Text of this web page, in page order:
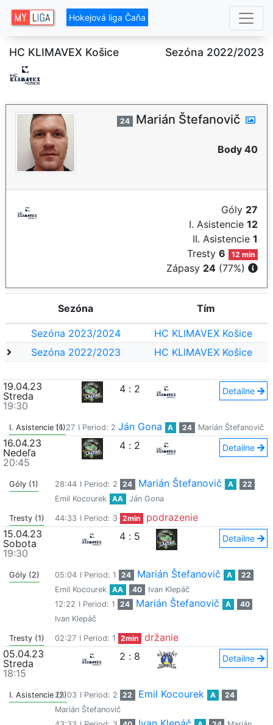
Hokejová liga Čaňa
HC KLIMAVEX Košice Sezóna 2022/2023
24 Marián Štefanovič
Body 40
Góly 27
I. Asistencie 12
II. Asistencie 1
Tresty6 12 min
Zápasy 24 (77%)
Sezóna Tím
Sezóna 2023/2024
HC KLIMAVEX Košice
Sezóna 2022/2023
HC KLIMAVEX Košice
19.04.23
Streda
19:30
4 : 2 Detailne
I. Asistencie (1)16:27 I Period: 2 Ján Gona A 24 Marián Štefanovič
16.04.23
Nedeľa
20:45
4 : 2 Detailne
Góly (1) 28:44 I Period: 2 24 Marián Štefanovič A
22
Emil Kocourek
AA Ján Gona
Tresty (1) 44:33 I Period: 3 2min
podrazenie
15.04.23
Sobota
19:30
4 : 5 Detailne
Góly (2) 05:04 I Period: 1 24 Marián Štefanovič A
22
Emil Kocourek
AA 40
Ivan Klepáč
12:22 I Period: 1 24 Marián Štefanovič A
40
Ivan Klepáč
Tresty (1) 02:27 I Period: 1 2min
držanie
05.04.23
Streda
18:15
2 : 8 Detailne
I. Asistencie (2)25:03 I Period: 2 22 Emil Kocourek A
24
Marián Štefanovič